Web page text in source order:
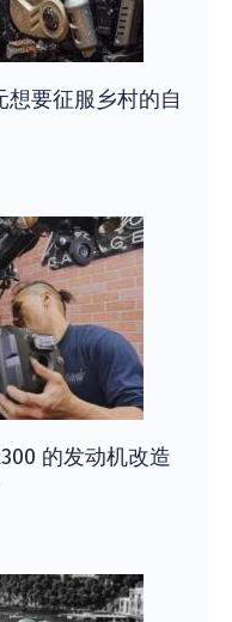
想要征服乡村的自
的发动机改造